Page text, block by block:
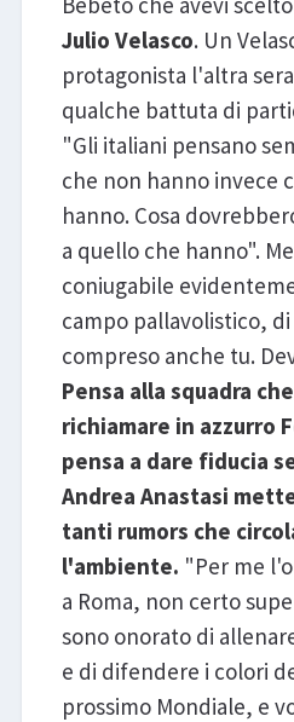
Julio Velasco. Un
protagonista l'altra
qualche battuta di
"Gli italiani pensano
che non hanno invece
hanno. Cosa
a quello che hanno".
coniugabile
campo pallavolistico,
compreso anche tu.
Pensa alla squadra
richiamare in azzurro
pensa a dare fiducia
Andrea Anastasi
tanti rumors che
l'ambiente. "Per me
a Roma, non certo
sono onorato di
e di difendere i colori
prossimo Mondiale, e